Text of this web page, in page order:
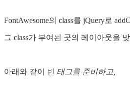
FontAwesome의 class를 jQuery로
그 class가 부여된 곳의 레이아웃을
아래와 같이 빈 태그를 준비하고,